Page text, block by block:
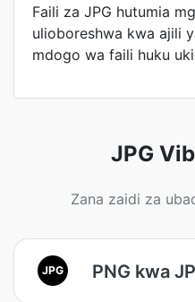
Faili za JPG hutumia
ulioboreshwa kwa ajili
mdogo wa faili huku
JPG
Zana zaidi za
JPG PNG kwa